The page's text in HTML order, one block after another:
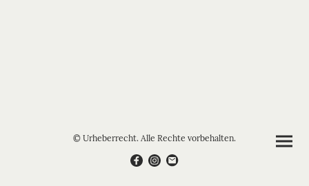
© Urheberrecht. Alle Rechte vorbehalten.